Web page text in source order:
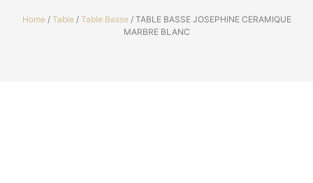
Home/ Table/ Table Basse/ TABLE BASSE JOSEPHINE CERAMIQUE
MARBRE BLANC